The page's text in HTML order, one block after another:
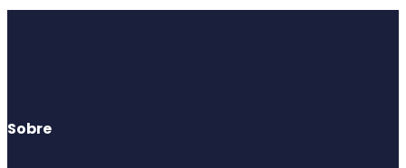
Sobre